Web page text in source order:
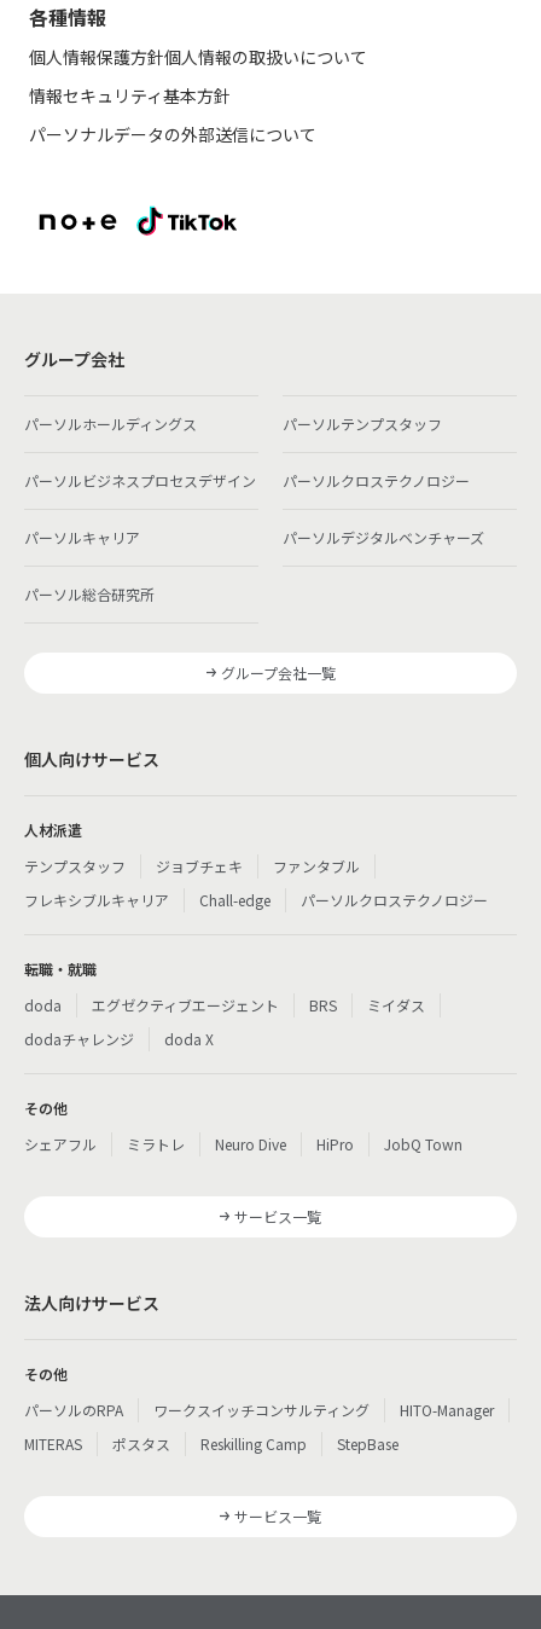
各種情報
個人情報保護方針個人情報の取扱いについて
情報セキュリティ基本方針
パーソナルデータの外部送信について
グループ会社
パーソルホールディングス パーソルテンプスタッフ
パーソルビジネスプロセスデザイン パーソルクロステクノロジー
パーソルキャリア パーソルデジタルベンチャーズ
パーソル総合研究所
グループ会社一覧
個人向けサービス
人材派遣
テンプスタッフ
ジョブチェキ
ファンタブル
フレキシブルキャリア
Chall-edge パーソルクロステクノロジー
転職・就職
doda
エグゼクティブエージェント BRS
ミイダス
dodaチャレンジ
doda X
その他
シェアフル
ミラトレ Neuro Dive HiPro JobQ Town
サービス一覧
法人向けサービス
その他
パーソルのRPA
ワークスイッチコンサルティング
HITO-Manager
MITERAS
ポスタス Reskilling Camp StepBase
サービス一覧